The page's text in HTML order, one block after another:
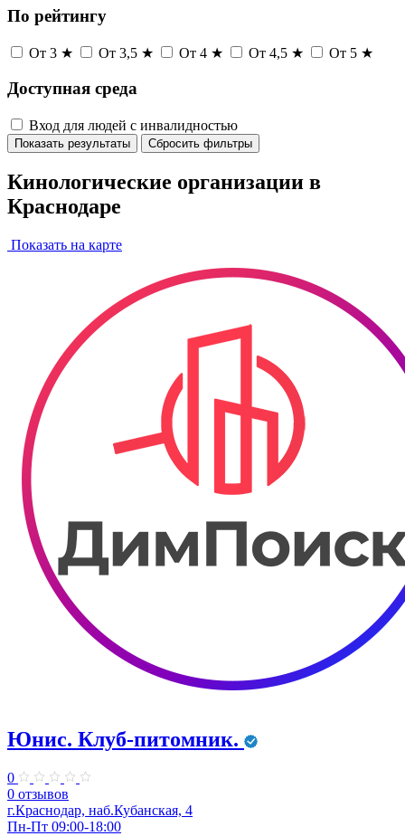
По рейтингу
От 3 ★ От 3,5 ★ От 4 ★ От 4,5 ★ От 5 ★
Доступная среда
Вход для людей с инвалидностью
Показать результаты Сбросить фильтры
Кинологические организации в
Краснодаре
Показать на карте
Юнис. Клуб-питомник.
0
0 отзывов
г.Краснодар, наб.Кубанская, 4
Пн-Пт 09:00-18:00